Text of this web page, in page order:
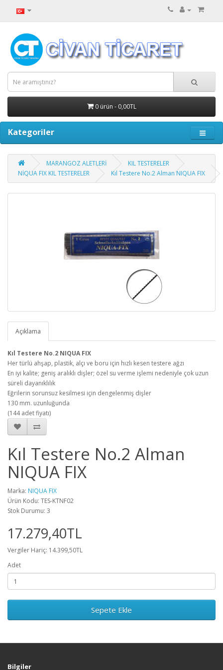
0 ürün - 0,00TL
Kategoriler
MARANGOZ ALETLERİ
KIL TESTERELER
NİQUA FIX KIL TESTERELER
Kıl Testere No.2 Alman NIQUA FIX
Açıklama
Kıl Testere No.2 NIQUA FIX
Her türlü ahşap, plastik, alçı ve boru için hızlı kesen testere ağzı
En iyi kalite; geniş aralıklı dişler; özel su verme işlemi nedeniyle çok uzun
süreli dayanıklılık
Eğrilerin sorunsuz kesilmesi için dengelenmiş dişler
130 mm. uzunluğunda
(144 adet fiyatı)
Kıl Testere No.2 Alman
NIQUA FIX
Marka: NIQUA FIX
Ürün Kodu: TES-KTNF02
Stok Durumu: 3
17.279,40TL
Vergiler Hariç: 14.399,50TL
Adet
Sepete Ekle
Bilgiler